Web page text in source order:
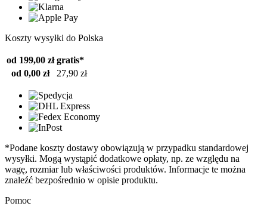
Koszty wysyłki do Polska
od 199,00 zł gratis*
od 0,00 zł
27,90 zł
*Podane koszty dostawy obowiązują w przypadku standardowej
wysyłki. Mogą wystąpić dodatkowe opłaty, np. ze względu na
wagę, rozmiar lub właściwości produktów. Informacje te można
znaleźć bezpośrednio w opisie produktu.
Pomoc